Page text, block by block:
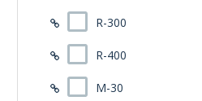
R-300
R-400
M-30